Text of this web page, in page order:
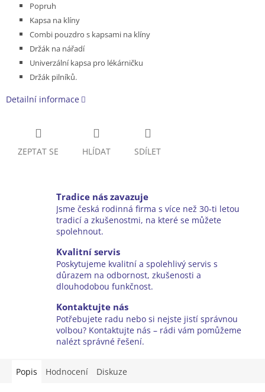
Popruh
Kapsa na klíny
Combi pouzdro s kapsami na klíny
Držák na nářadí
Univerzální kapsa pro lékárničku
Držák pilníků.
Detailní informace
ZEPTAT SE HLÍDAT SDÍLET
Tradice nás zavazuje
Jsme česká rodinná firma s více než 30-ti letou
tradicí a zkušenostmi, na které se můžete
spolehnout.
Kvalitní servis
Poskytujeme kvalitní a spolehlivý servis s
důrazem na odbornost, zkušenosti a
dlouhodobou funkčnost.
Kontaktujte nás
Potřebujete radu nebo si nejste jistí správnou
volbou? Kontaktujte nás – rádi vám pomůžeme
nalézt správné řešení.
Popis Hodnocení Diskuze